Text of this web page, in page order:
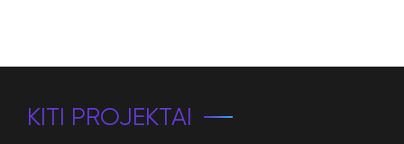
KITI PROJEKTAI